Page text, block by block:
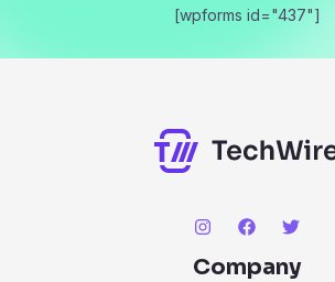
[wpforms id="437"]
Company